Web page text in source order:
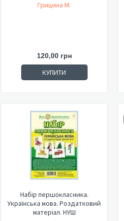
Грицина М.
120,00 грн
КУПИТИ
Набір першокласника.
Українська мова. Роздатковий
матеріал. НУШ